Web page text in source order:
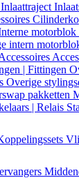
Inlaattraject
motorblok
intern
| Fittingen
Overige
pakketten
| Relais